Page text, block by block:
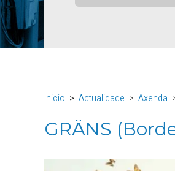
Inicio Actualidade Axenda
GRÄNS